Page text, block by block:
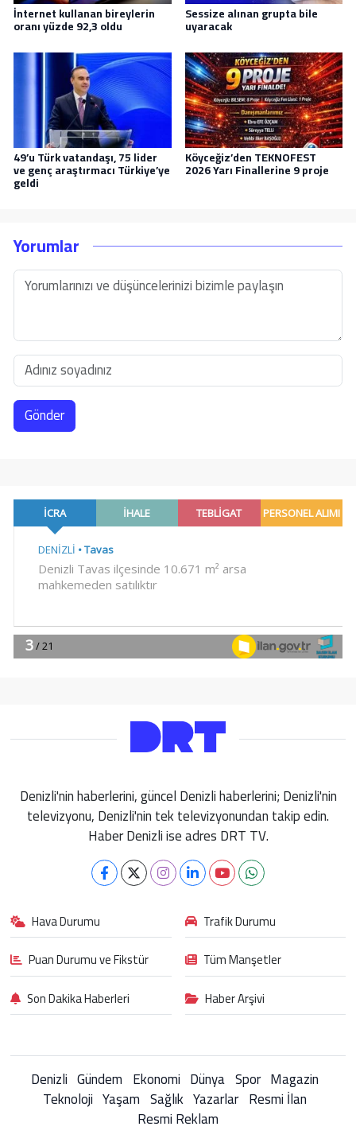
İnternet kullanan bireylerin
oranı yüzde 92,3 oldu
Sessize alınan grupta bile
uyaracak
49’u Türk vatandaşı, 75 lider
ve genç araştırmacı Türkiye’ye
geldi
Köyceğiz’den TEKNOFEST
2026 Yarı Finallerine 9 proje
Yorumlar
Gönder
Denizli'nin haberlerini, güncel Denizli haberlerini; Denizli'nin
televizyonu, Denizli'nin tek televizyonundan takip edin.
Haber Denizli ise adres DRT TV.
Hava Durumu
Trafik Durumu
Puan Durumu ve Fikstür
Tüm Manşetler
Son Dakika Haberleri
Haber Arşivi
Denizli Gündem Ekonomi Dünya Spor Magazin
Teknoloji Yaşam Sağlık Yazarlar Resmi İlan
Resmi Reklam